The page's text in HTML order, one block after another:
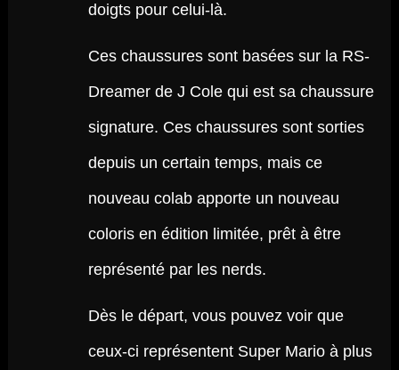
doigts pour celui-là.
Ces chaussures sont basées sur la RS-
Dreamer de J Cole qui est sa chaussure
signature. Ces chaussures sont sorties
depuis un certain temps, mais ce
nouveau colab apporte un nouveau
coloris en édition limitée, prêt à être
représenté par les nerds.
Dès le départ, vous pouvez voir que
ceux-ci représentent Super Mario à plus